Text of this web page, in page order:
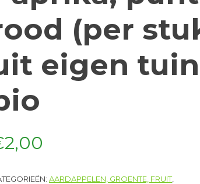
(per
eigen tuin
2,00
AARDAPPELEN, GROENTE, FRUIT,